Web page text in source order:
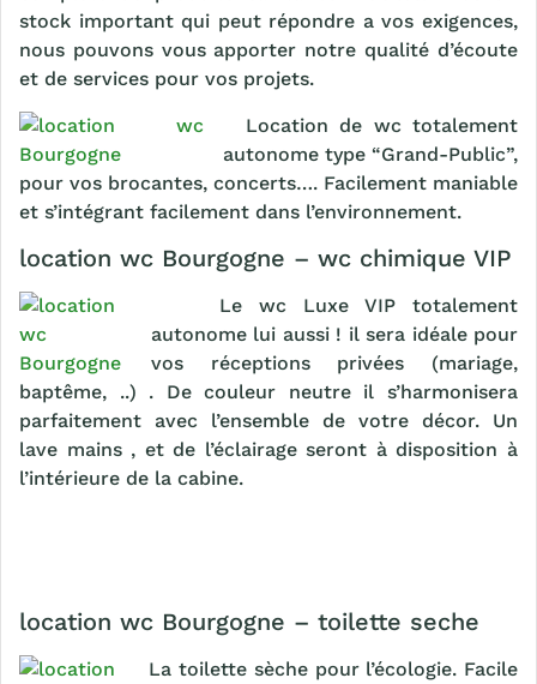
stock important qui peut répondre a vos exigences,
nous pouvons vous apporter notre qualité d’écoute
et de services pour vos projets.
Location de wc totalement
autonome type “Grand-Public”,
pour vos brocantes, concerts…. Facilement maniable
et s’intégrant facilement dans l’environnement.
location wc Bourgogne – wc chimique VIP
Le wc Luxe VIP totalement
autonome lui aussi ! il sera idéale pour
vos réceptions privées (mariage,
baptême, ..) . De couleur neutre il s’harmonisera
parfaitement avec l’ensemble de votre décor. Un
lave mains , et de l’éclairage seront à disposition à
l’intérieure de la cabine.
location wc Bourgogne – toilette seche
La toilette sèche pour l’écologie. Facile